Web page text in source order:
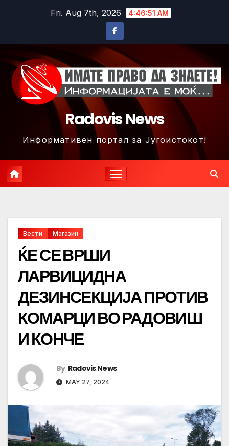
Fri. Aug 7th, 2026 4:46:54 AM
Radovis News
Информативен портал за Југоистокот!
Вести Магазин
ЌЕ СЕ ВРШИ
ЛАРВИЦИДНА
ДЕЗИНСЕКЦИЈА ПРОТИВ
КОМАРЦИ ВО РАДОВИШ
И КОНЧЕ
By Radovis News
MAY 27, 2024